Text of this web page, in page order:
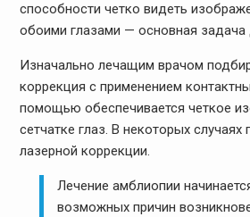
способности четко видеть
обоими глазами — основная задача
Изначально лечащим врачом
коррекция с применением
помощью обеспечивается четкое
сетчатке глаз. В некоторых случаях
лазерной коррекции.
Лечение амблиопии
возможных причин